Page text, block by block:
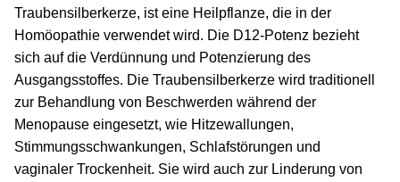
Traubensilberkerze, ist eine Heilpflanze, die in der
Homöopathie verwendet wird. Die D12-Potenz bezieht
sich auf die Verdünnung und Potenzierung des
Ausgangsstoffes. Die Traubensilberkerze wird traditionell
zur Behandlung von Beschwerden während der
Menopause eingesetzt, wie Hitzewallungen,
Stimmungsschwankungen, Schlafstörungen und
vaginaler Trockenheit. Sie wird auch zur Linderung von